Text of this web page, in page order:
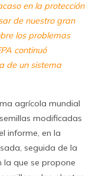
en la protección
de nuestro gran
los problemas
continuó
de un sistema
agrícola mundial
modificadas
informe, en la
seguida de la
la que se propone